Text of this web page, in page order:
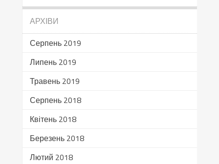
АРХІВИ
Серпень 2019
Липень 2019
Травень 2019
Серпень 2018
Квітень 2018
Березень 2018
Лютий 2018